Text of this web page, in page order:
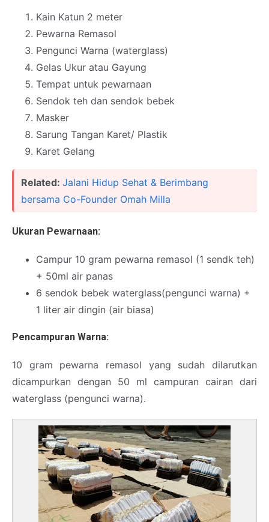
Kain Katun 2 meter
Pewarna Remasol
Pengunci Warna (waterglass)
Gelas Ukur atau Gayung
Tempat untuk pewarnaan
Sendok teh dan sendok bebek
Masker
Sarung Tangan Karet/ Plastik
Karet Gelang
Related: Jalani Hidup Sehat & Berimbang
bersama Co-Founder Omah Milla
Ukuran Pewarnaan:
Campur 10 gram pewarna remasol (1 sendk teh)
+ 50ml air panas
6 sendok bebek waterglass(pengunci warna) +
1 liter air dingin (air biasa)
Pencampuran Warna:
10 gram pewarna remasol yang sudah dilarutkan
dicampurkan dengan 50 ml campuran cairan dari
waterglass (pengunci warna).